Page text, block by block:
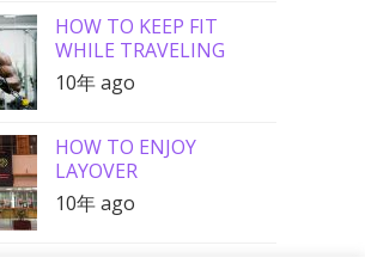
HOW TO KEEP FIT
WHILE TRAVELING
10年 ago
HOW TO ENJOY
LAYOVER
10年 ago